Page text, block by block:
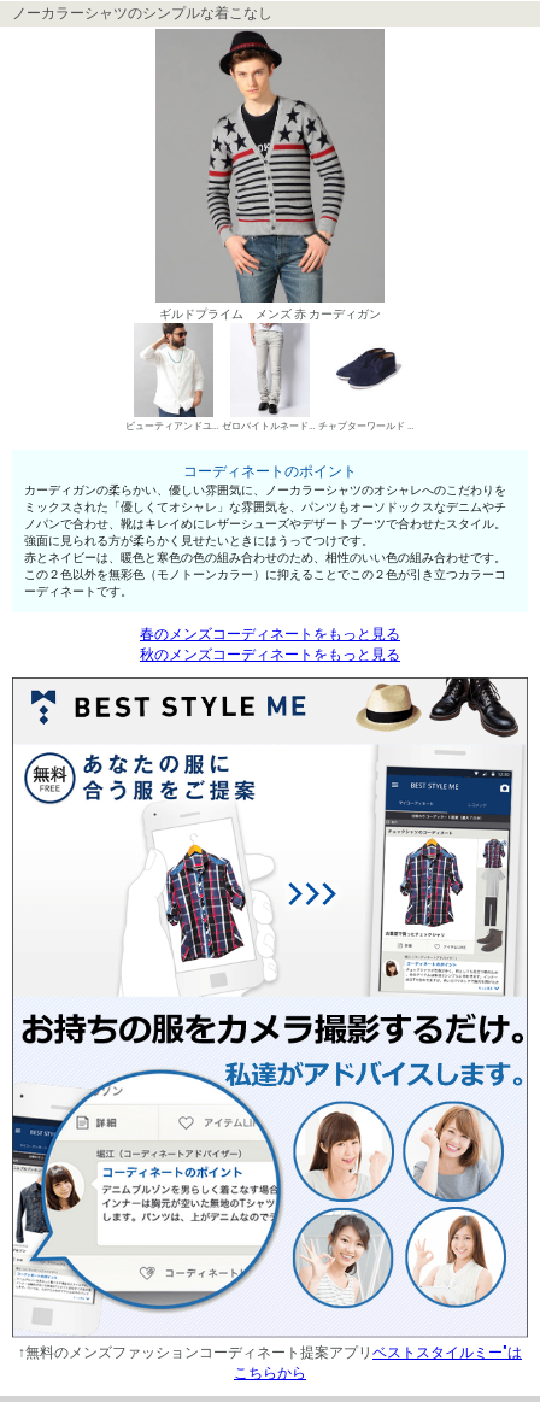
ノーカラーシャツのシンプルな着こなし
ギルドプライム メンズ 赤 カーディガン
ビューティアンドユース ユナイテッドアローズ 襟なしシャツ（ノーカラー） ゼロバイトルネードマート デニムパンツ・ジーンズ チャプターワールド デザートブーツ
コーディネートのポイント
カーディガンの柔らかい、優しい雰囲気に、ノーカラーシャツのオシャレへのこだわりを
ミックスされた「優しくてオシャレ」な雰囲気を、パンツもオーソドックスなデニムやチ
ノパンで合わせ、靴はキレイめにレザーシューズやデザートブーツで合わせたスタイル。
強面に見られる方が柔らかく見せたいときにはうってつけです。
赤とネイビーは、暖色と寒色の色の組み合わせのため、相性のいい色の組み合わせです。
この２色以外を無彩色（モノトーンカラー）に抑えることでこの２色が引き立つカラーコ
ーディネートです。
春のメンズコーディネートをもっと見る
秋のメンズコーディネートをもっと見る
↑無料のメンズファッションコーディネート提案アプリ ベストスタイルミー"は
こちらから